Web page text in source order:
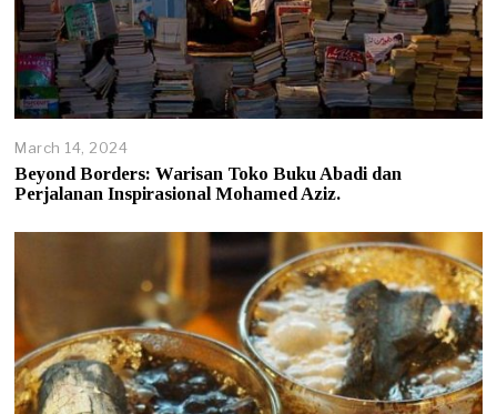
March 14, 2024
a
r
c
0
2
4
Beyond Borders: Warisan Toko Buku Abadi dan
Perjalanan Inspirasional Mohamed Aziz.